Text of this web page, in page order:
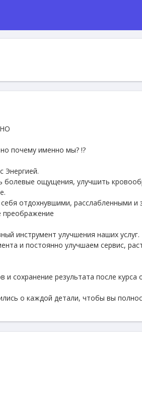
почему именно мы? !?
Энергией.
ощущения, улучшить
отдохнувшими, расслабленными и
преображение
инструмент улучшения наших
и постоянно улучшаем сервис,
и сохранение результата после курса
о каждой детали, чтобы вы